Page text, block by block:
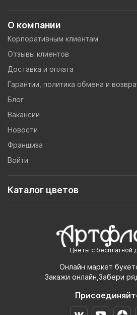
Цветы с бесплатной
Онлайн маркет
Закажи онлайн,Забери
О компании
Корпоративным клиентам
Отзывы клиентов
Доставка и оплата
Гарантии, политика обмена и
Блог
Вакансии
Новости
Франшиза
Войти
Каталог цветов